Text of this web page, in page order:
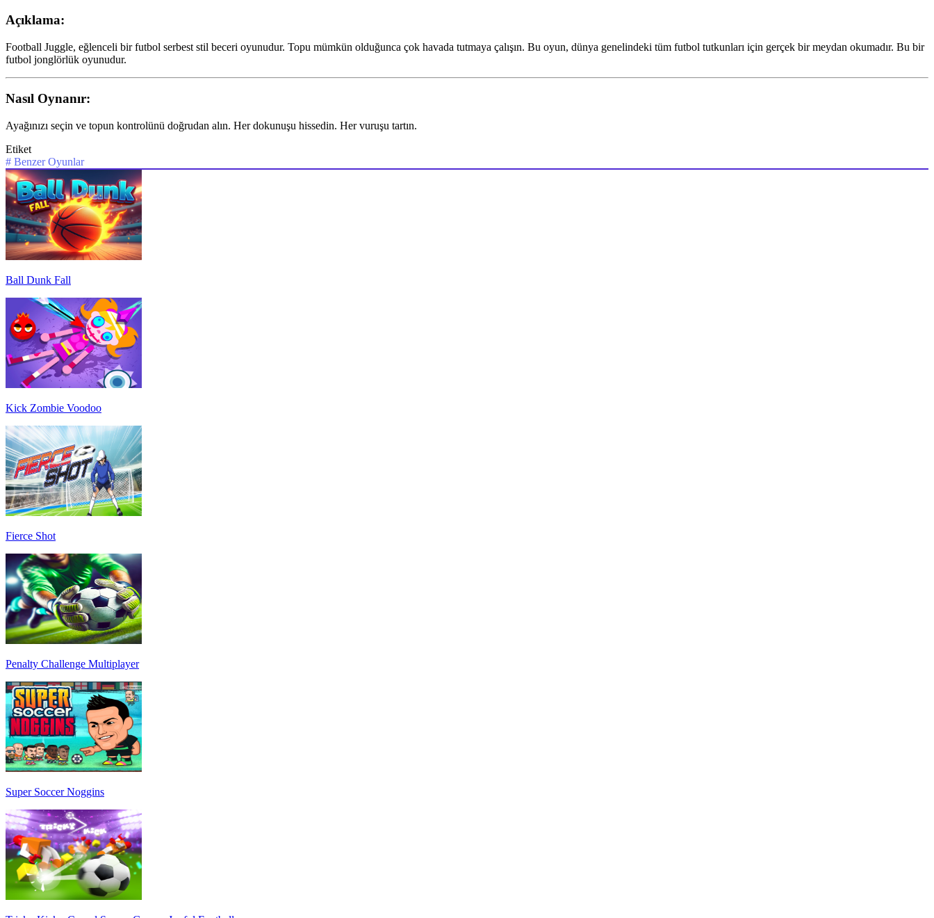
Açıklama:
Football Juggle, eğlenceli bir futbol serbest stil beceri oyunudur. Topu mümkün olduğunca çok havada tutmaya çalışın. Bu oyun, dünya genelindeki tüm futbol tutkunları için gerçek bir meydan okumadır. Bu bir
futbol jonglörlük oyunudur.
Nasıl Oynanır:
Ayağınızı seçin ve topun kontrolünü doğrudan alın. Her dokunuşu hissedin. Her vuruşu tartın.
Etiket
# Benzer Oyunlar
Ball Dunk Fall
Kick Zombie Voodoo
Fierce Shot
Penalty Challenge Multiplayer
Super Soccer Noggins